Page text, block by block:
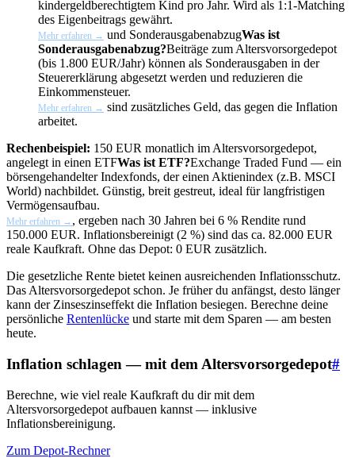
kindergeldberechtigtem Kind pro Jahr. Wird als 1:1-Matching
des Eigenbeitrags gewährt.
Mehr erfahren → und SonderausgabenabzugWas ist
Sonderausgabenabzug?Beiträge zum Altersvorsorgedepot
(bis 1.800 EUR/Jahr) können als Sonderausgaben in der
Steuererklärung abgesetzt werden und reduzieren die
Einkommensteuer.
Mehr erfahren → sind zusätzliches Geld, das gegen die Inflation
arbeitet.
Rechenbeispiel: 150 EUR monatlich im Altersvorsorgedepot,
angelegt in einen ETFWas ist ETF?Exchange Traded Fund — ein
börsengehandelter Indexfonds, der einen Aktienindex (z.B. MSCI
World) nachbildet. Günstig, breit gestreut, ideal für langfristigen
Vermögensaufbau.
Mehr erfahren → , ergeben nach 30 Jahren bei 6 % Rendite rund
150.000 EUR. Inflationsbereinigt (2 %) sind das ca. 82.000 EUR
reale Kaufkraft. Ohne das Depot: 0 EUR zusätzlich.
Die gesetzliche Rente bietet keinen ausreichenden Inflationsschutz.
Das Altersvorsorgedepot schon. Je früher du anfängst, desto länger
kann der Zinseszinseffekt die Inflation besiegen. Berechne deine
persönliche Rentenlücke und starte mit dem Sparen — am besten
heute.
Inflation schlagen — mit dem Altersvorsorgedepot#
Berechne, wie viel reale Kaufkraft du dir mit dem
Altersvorsorgedepot aufbauen kannst — inklusive
Inflationsbereinigung.
Zum Depot-Rechner